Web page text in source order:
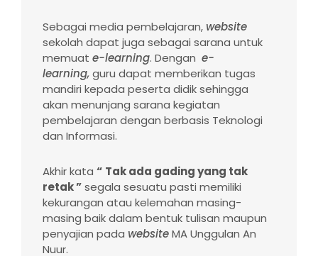
Sebagai media pembelajaran, website
sekolah dapat juga sebagai sarana untuk
memuat e-learning. Dengan e-
learning,guru dapat memberikan tugas
mandiri kepada peserta didik sehingga
akan menunjang sarana kegiatan
pembelajaran dengan berbasis Teknologi
dan Informasi.
Akhir kata “ Tak ada gadingyang tak
retak ”segala sesuatu pasti memiliki
kekurangan atau kelemahan masing-
masing baik dalam bentuk tulisan maupun
penyajian pada websiteMA Unggulan An
Nuur.